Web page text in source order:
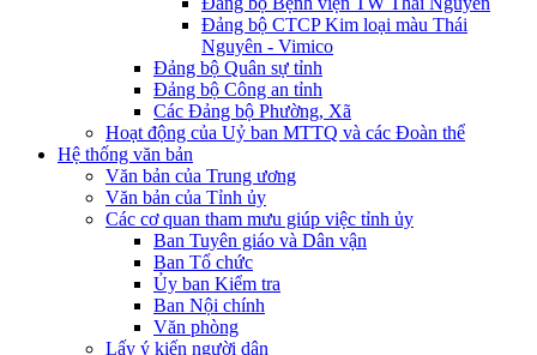
Đảng bộ CTCP Kim loại màu Thái
Nguyên - Vimico
Đảng bộ Quân sự tỉnh
Đảng bộ Công an tỉnh
Các Đảng bộ Phường, Xã
Hoạt động của Uỷ ban MTTQ và các Đoàn thể
Hệ thống văn bản
Văn bản của Trung ương
Văn bản của Tỉnh ủy
Các cơ quan tham mưu giúp việc tỉnh ủy
Ban Tuyên giáo và Dân vận
Ban Tổ chức
Ủy ban Kiểm tra
Ban Nội chính
Văn phòng
Lấy ý kiến người dân